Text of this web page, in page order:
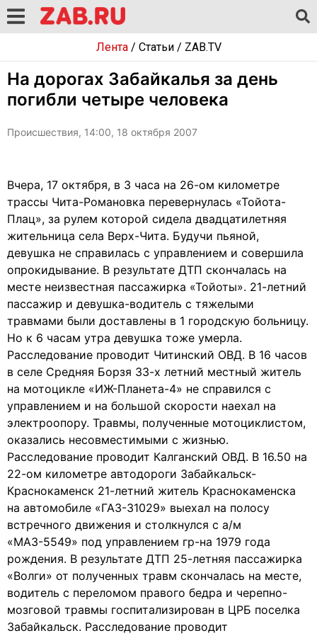
Лента/ Статьи/ ZAB.TV
На дорогах Забайкалья за день
погибли четыре человека
Происшествия, 14:00, 18 октября 2007
Вчера, 17 октября, в 3 часа на 26-ом километре
трассы Чита-Романовка перевернулась «Тойота-
Плац», за рулем которой сидела двадцатилетняя
жительница села Верх-Чита. Будучи пьяной,
девушка не справилась с управлением и совершила
опрокидывание. В результате ДТП скончалась на
месте неизвестная пассажирка «Тойоты». 21-летний
пассажир и девушка-водитель с тяжелыми
травмами были доставлены в 1 городскую больницу.
Но к 6 часам утра девушка тоже умерла.
Расследование проводит Читинский ОВД. В 16 часов
в селе Средняя Борзя 33-х летний местный житель
на мотоцикле «ИЖ-Планета-4» не справился с
управлением и на большой скорости наехал на
электроопору. Травмы, полученные мотоциклистом,
оказались несовместимыми с жизнью.
Расследование проводит Калганский ОВД. В 16.50 на
22-ом километре автодороги Забайкальск-
Краснокаменск 21-летний житель Краснокаменска
на автомобиле «ГАЗ-31029» выехал на полосу
встречного движения и столкнулся с а/м
«МАЗ-5549» под управлением гр-на 1979 года
рождения. В результате ДТП 25-летняя пассажирка
«Волги» от полученных травм скончалась на месте,
водитель с переломом правого бедра и черепно-
мозговой травмы госпитализирован в ЦРБ поселка
Забайкальск. Расследование проводит